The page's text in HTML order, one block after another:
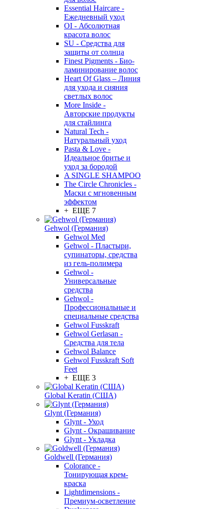
Essential Haircare -
Eжедневный уход
OI - Абсолютная
красота волос
SU - Средства для
защиты от солнца
Finest Pigments - Био-
ламинирование волос
Heart Of Glass – Линия
для ухода и сияния
светлых волос
More Inside -
Авторские продукты
для стайлинга
Natural Tech -
Натуральный уход
Pasta & Love -
Идеальное бритье и
уход за бородой
A SINGLE SHAMPOO
The Circle Chronicles -
Маски с мгновенным
эффектом
+ ЕЩЕ 7
Gehwol (Германия)
Gehwol Med
Gehwol - Пластыри,
супинаторы, средства
из гель-полимера
Gehwol -
Универсальные
средства
Gehwol -
Профессиональные и
специальные средства
Gehwol Fusskraft
Gehwol Gerlasan -
Средства для тела
Gehwol Balance
Gehwol Fusskraft Soft
Feet
+ ЕЩЕ 3
Global Keratin (США)
Glynt (Германия)
Glynt - Уход
Glynt - Окрашивание
Glynt - Укладка
Goldwell (Германия)
Colorance -
Тонирующая крем-
краска
Lightdimensions -
Премиум-осветление